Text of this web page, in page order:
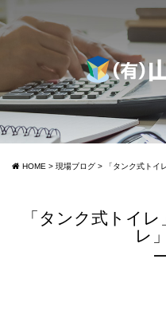
HOME > 現場ブログ > 「タンク式トイ
「タンク式トイ
レ